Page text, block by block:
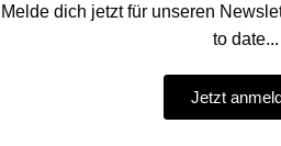
Melde dich jetzt für unseren
to date...
Jetzt